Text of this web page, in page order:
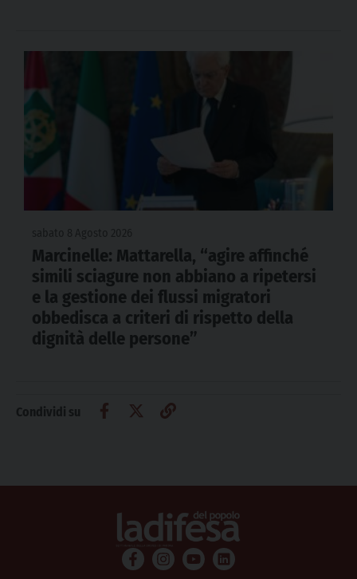
Marcinelle: Mattarella, “agire affinché
simili sciagure non abbiano a ripetersi
e la gestione dei flussi migratori
obbedisca a criteri di rispetto della
dignità delle persone”
Condividi su